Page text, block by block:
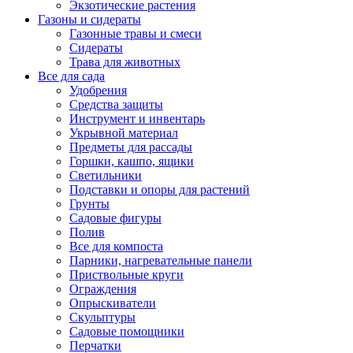
Экзотические растения
Газоны и сидераты
Газонные травы и смеси
Сидераты
Трава для животных
Все для сада
Удобрения
Средства защиты
Инструмент и инвентарь
Укрывной материал
Предметы для рассады
Горшки, кашпо, ящики
Светильники
Подставки и опоры для растений
Грунты
Садовые фигуры
Полив
Все для компоста
Парники, нагревательные панели
Приствольные круги
Ограждения
Опрыскиватели
Скульптуры
Садовые помощники
Перчатки